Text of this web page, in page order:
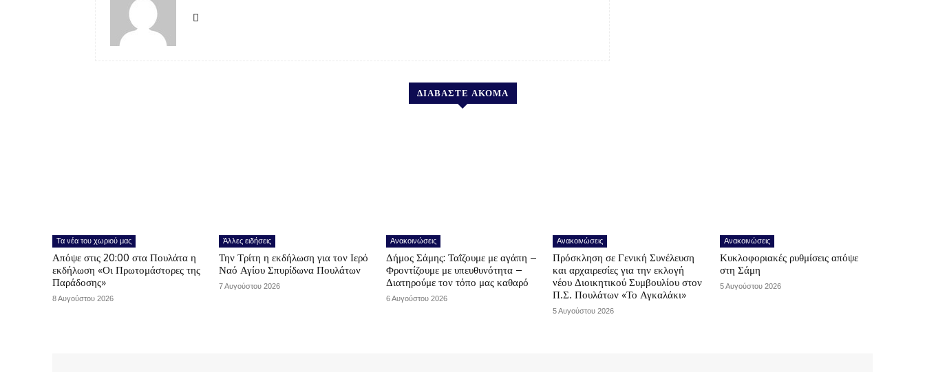
ΔΙΑΒΑΣΤΕ ΑΚΟΜΑ
Τα νέα του χωριού μας
Απόψε στις 20:00 στα Πουλάτα η
εκδήλωση «Οι Πρωτομάστορες της
Παράδοσης»
8 Αυγούστου 2026
Άλλες ειδήσεις
Την Τρίτη η εκδήλωση για τον Ιερό
Ναό Αγίου Σπυρίδωνα Πουλάτων
7 Αυγούστου 2026
Ανακοινώσεις
Δήμος Σάμης: Ταΐζουμε με αγάπη –
Φροντίζουμε με υπευθυνότητα –
Διατηρούμε τον τόπο μας καθαρό
6 Αυγούστου 2026
Ανακοινώσεις
Πρόσκληση σε Γενική Συνέλευση
και αρχαιρεσίες για την εκλογή
νέου Διοικητικού Συμβουλίου στον
Π.Σ. Πουλάτων «Το Αγκαλάκι»
5 Αυγούστου 2026
Ανακοινώσεις
Κυκλοφοριακές ρυθμίσεις απόψε
στη Σάμη
5 Αυγούστου 2026